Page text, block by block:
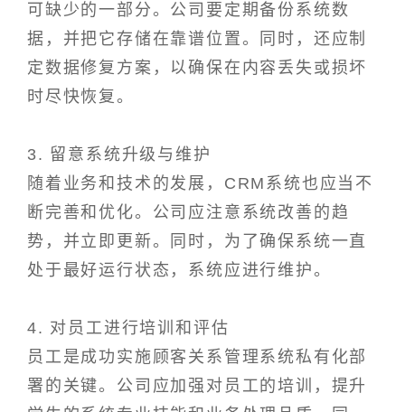
可缺少的一部分。公司要定期备份系统数
据，并把它存储在靠谱位置。同时，还应制
定数据修复方案，以确保在内容丢失或损坏
时尽快恢复。
3. 留意系统升级与维护
随着业务和技术的发展，CRM系统也应当不
断完善和优化。公司应注意系统改善的趋
势，并立即更新。同时，为了确保系统一直
处于最好运行状态，系统应进行维护。
4. 对员工进行培训和评估
员工是成功实施顾客关系管理系统私有化部
署的关键。公司应加强对员工的培训，提升